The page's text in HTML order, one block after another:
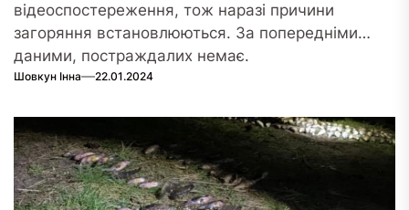
відеоспостереження, тож наразі причини
загоряння встановлюються. За попередніми
даними, постраждалих немає.
Шовкун Інна 22.01.2024